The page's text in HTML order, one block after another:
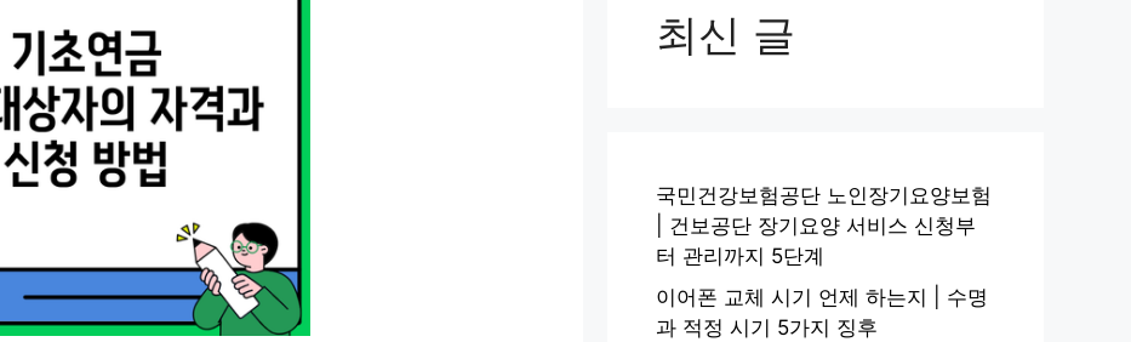
최신 글
국민건강보험공단 노인장기요양보험
| 건보공단 장기요양 서비스 신청부
터 관리까지 5단계
이어폰 교체 시기 언제 하는지 | 수명
과 적정 시기 5가지 징후